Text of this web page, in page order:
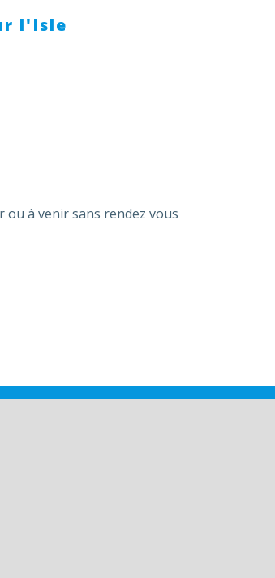
l'Isle
à venir sans rendez vous